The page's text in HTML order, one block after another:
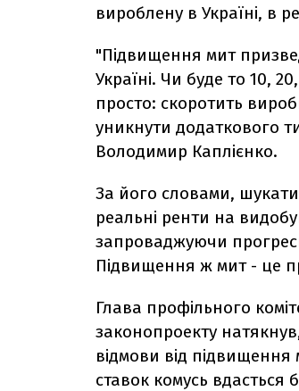
вироблену в Україні, в
"Підвищення мит
Україні. Чи буде то 10,
просто: скоротить
уникнути додаткового
Володимир Каплієнко.
За його словами, шукати
реальні ренти на
запроваджуючи
Підвищення ж мит - це
Глава профільного
законопроекту
відмови від
ставок комусь вдасться